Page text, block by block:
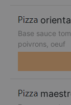
Base sauce
poivrons, oeuf